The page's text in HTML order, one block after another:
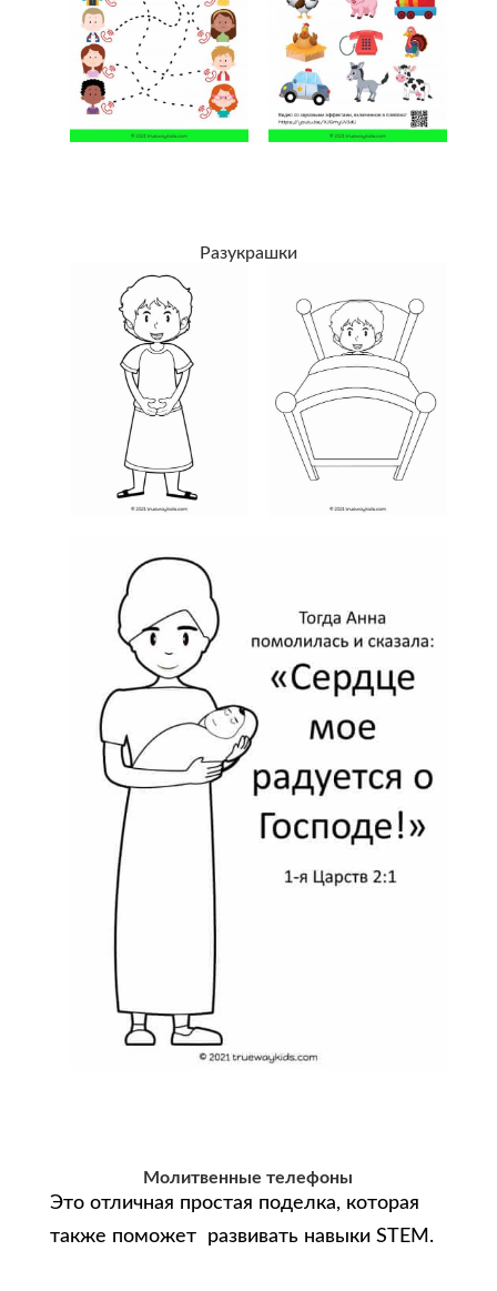
Разукрашки
Молитвенные телефоны
Это отличная простая поделка, которая
также поможет развивать навыки STEM.